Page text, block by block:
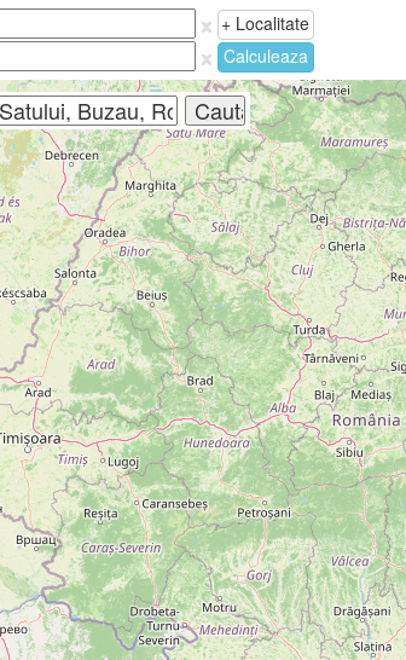
+ Localitate
Calculeaza